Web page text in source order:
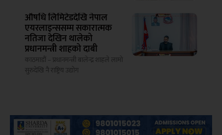
औषधि लिमिटेडदेखि नेपाल
एयरलाइन्ससम्म सकारात्मक
नतिजा देखिन थालेको
प्रधानमन्त्री शाहको दाबी
काठमाडौं – प्रधानमन्त्री बालेन्द्र शाहले लामो
सुरुदेखि नै राष्ट्रिय उद्योग